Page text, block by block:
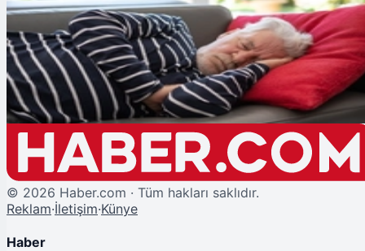
Şeker hastalığı olan kişilerde uzun süreli uykular karaciğer hastalığı riskini
artırır mı?
© 2026 Haber.com · Tüm hakları saklıdır.
Reklam·İletişim·Künye
Haber